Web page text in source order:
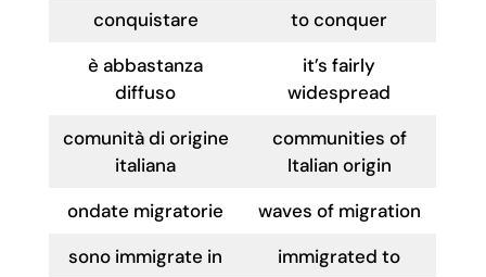
conquistare
to conquer
è abbastanza
diffuso
it’s fairly
widespread
comunità di origine
italiana
communities of
Italian origin
ondate migratorie
waves of migration
sono immigrate in
immigrated to